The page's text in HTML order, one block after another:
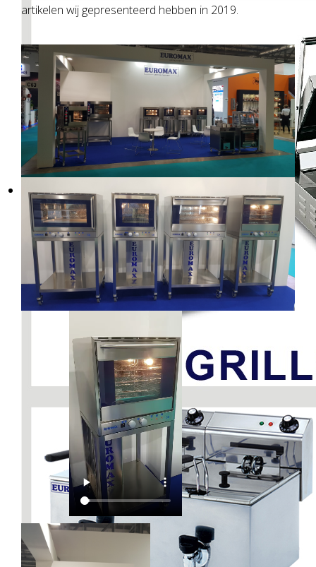
artikelen wij gepresenteerd hebben in 2019.